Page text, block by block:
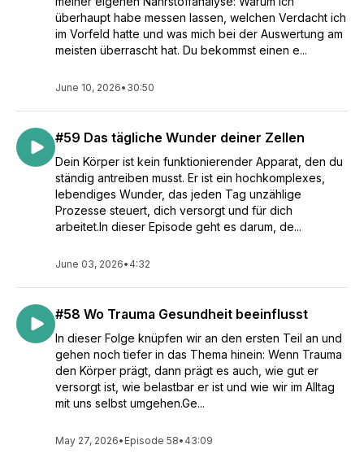
überhaupt habe messen lassen, welchen Verdacht ich
im Vorfeld hatte und was mich bei der Auswertung am
meisten überrascht hat. Du bekommst einen e...
June 10, 2026• 30:50
#59 Das tägliche Wunder deiner Zellen
Dein Körper ist kein funktionierender Apparat, den du
ständig antreiben musst. Er ist ein hochkomplexes,
lebendiges Wunder, das jeden Tag unzählige
Prozesse steuert, dich versorgt und für dich
arbeitet.In dieser Episode geht es darum, de...
June 03, 2026• 4:32
#58 Wo Trauma Gesundheit beeinflusst
In dieser Folge knüpfen wir an den ersten Teil an und
gehen noch tiefer in das Thema hinein: Wenn Trauma
den Körper prägt, dann prägt es auch, wie gut er
versorgt ist, wie belastbar er ist und wie wir im Alltag
mit uns selbst umgehen.Ge...
May 27, 2026• Episode 58• 43:09